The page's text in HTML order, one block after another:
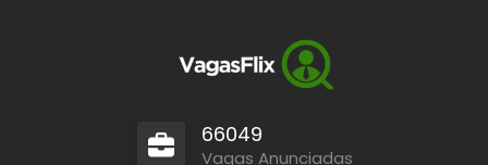
66049
Vagas Anunciadas